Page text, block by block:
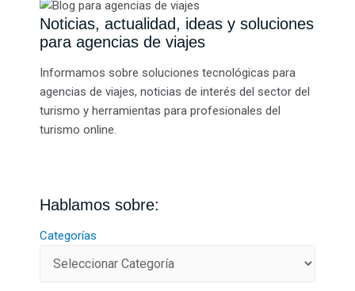
Noticias, actualidad, ideas y soluciones
para agencias de viajes
Informamos sobre soluciones tecnológicas para
agencias de viajes, noticias de interés del sector del
turismo y herramientas para profesionales del
turismo online.
Hablamos sobre:
Categorías